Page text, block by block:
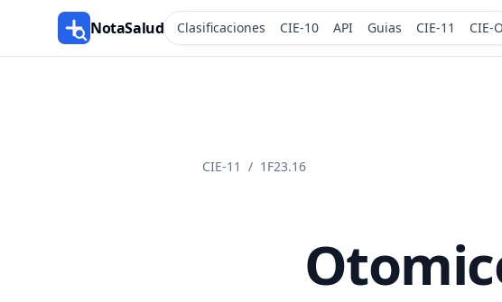
NotaSalud Clasificaciones CIE-10 API Guias CIE-11 CIE-O
CIE-11 / 1F23.16